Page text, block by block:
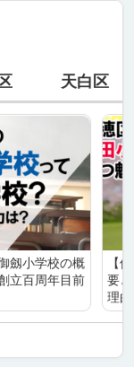
天白区
劔小学校の概
立百周年目前
【
要
理